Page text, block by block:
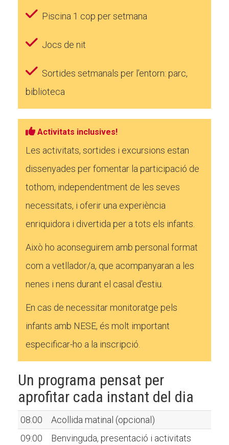
Piscina 1 cop per setmana
Jocs de nit
Sortides setmanals per l’entorn: parc,
biblioteca
Activitats inclusives!
Les activitats, sortides i excursions estan
dissenyades per fomentar la participació de
tothom, independentment de les seves
necessitats, i oferir una experiència
enriquidora i divertida per a tots els infants.
Això ho aconseguirem amb personal format
com a vetllador/a, que acompanyaran a les
nenes i nens durant el casal d'estiu.
En cas de necessitar monitoratge pels
infants amb NESE, és molt important
especificar-ho a la inscripció.
Un programa pensat per
aprofitar cada instant del dia
08:00
Acollida matinal (opcional)
09:00
Benvinguda, presentació i activitats